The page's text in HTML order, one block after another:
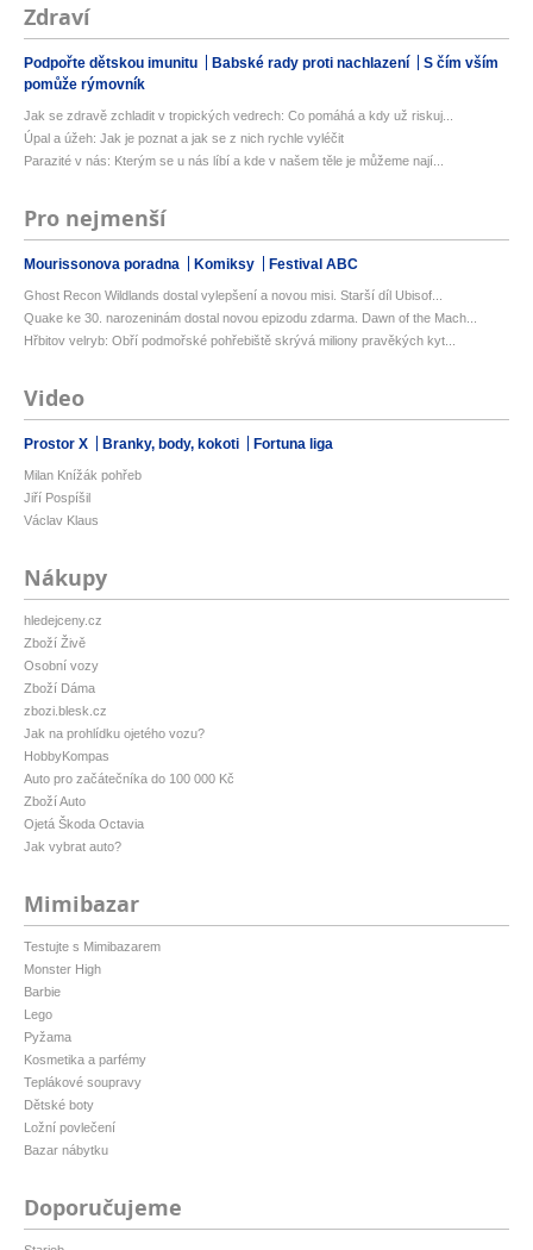
Zdraví
Podpořte dětskou imunitu Babské rady proti nachlazení
S čím vším
pomůže rýmovník
Jak se zdravě zchladit v tropických vedrech: Co pomáhá a kdy už riskuj...
Úpal a úžeh: Jak je poznat a jak se z nich rychle vyléčit
Parazité v nás: Kterým se u nás líbí a kde v našem těle je můžeme nají...
Pro nejmenší
Mourissonova poradna Komiksy Festival ABC
Ghost Recon Wildlands dostal vylepšení a novou misi. Starší díl Ubisof...
Quake ke 30. narozeninám dostal novou epizodu zdarma. Dawn of the Mach...
Hřbitov velryb: Obří podmořské pohřebiště skrývá miliony pravěkých kyt...
Video
Prostor X Branky, body, kokoti Fortuna liga
Milan Knížák pohřeb
Jiří Pospíšil
Václav Klaus
Nákupy
hledejceny.cz
Zboží Živě
Osobní vozy
Zboží Dáma
zbozi.blesk.cz
Jak na prohlídku ojetého vozu?
HobbyKompas
Auto pro začátečníka do 100 000 Kč
Zboží Auto
Ojetá Škoda Octavia
Jak vybrat auto?
Mimibazar
Testujte s Mimibazarem
Monster High
Barbie
Lego
Pyžama
Kosmetika a parfémy
Teplákové soupravy
Dětské boty
Ložní povlečení
Bazar nábytku
Doporučujeme